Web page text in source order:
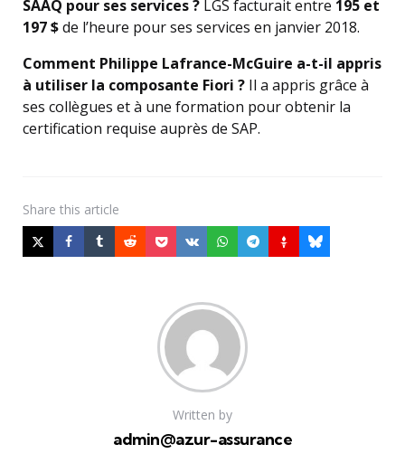
SAAQ pour ses services ? LGS facturait entre 195 et
197 $de l’heure pour ses services en janvier 2018.
Comment Philippe Lafrance-McGuire a-t-il appris
à utiliser la composante Fiori ? Il a appris grâce à
ses collègues et à une formation pour obtenir la
certification requise auprès de SAP.
Share this article
Written by
admin@azur-assurance